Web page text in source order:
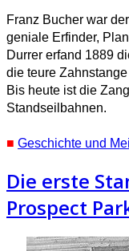
Franz Bucher war
geniale Erfinder,
Durrer erfand 1889
die teure
Bis heute ist die
Standseilbahnen.
■ Geschichte und
Die erste
Prospect